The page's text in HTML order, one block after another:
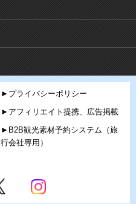
►プライバシーポリシー
►アフィリエイト提携、広告掲載
►B2B観光素材予約システム（旅
行会社専用）